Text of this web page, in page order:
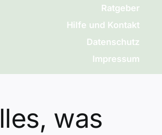
Ratgeber
Hilfe und Kontakt
Datenschutz
Impressum
was